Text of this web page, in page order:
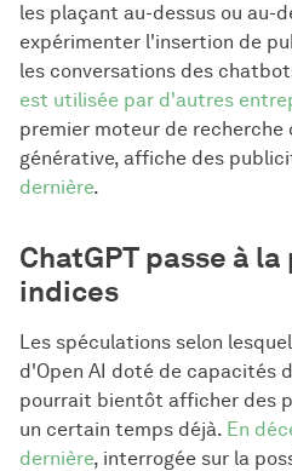
les plaçant au-dessus ou au-
expérimenter l'insertion de
les conversations des
est utilisée par d'autres
premier moteur de recherche
générative, affiche des
dernière.
ChatGPT passe à
indices
Les spéculations selon
d'Open AI doté de capacités
pourrait bientôt afficher des
un certain temps déjà. En
dernière, interrogée sur la